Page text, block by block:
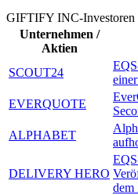
GIFTIFY INC-Investoren
Unternehmen /
Aktien
SCOUT24
EVERQUOTE
ALPHABET
DELIVERY HERO
dem